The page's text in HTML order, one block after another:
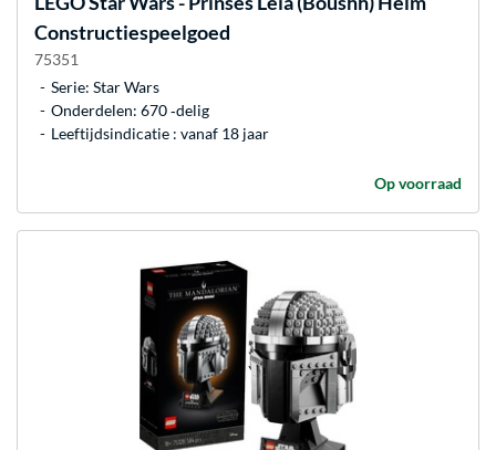
Constructiespeelgoed
75351
Serie: Star Wars
Onderdelen: 670 ‐delig
Leeftijdsindicatie : vanaf 18 jaar
Op voorraad